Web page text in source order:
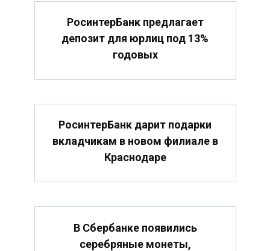
РосинтерБанк предлагает
депозит для юрлиц под 13%
годовых
РосинтерБанк дарит подарки
вкладчикам в новом филиале в
Краснодаре
В Сбербанке появились
серебряные монеты,